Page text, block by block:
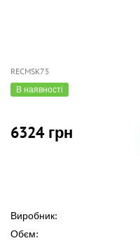
RECMSK75
В наявності
6324 грн
Виробник:
Обєм: